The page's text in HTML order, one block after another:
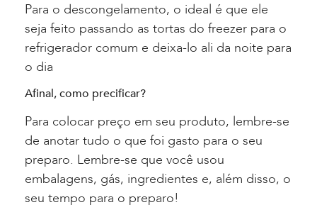
Para o descongelamento, o ideal é que ele
seja feito passando as tortas do freezer para o
refrigerador comum e deixa-lo ali da noite para
o dia
Afinal, como precificar?
Para colocar preço em seu produto, lembre-se
de anotar tudo o que foi gasto para o seu
preparo. Lembre-se que você usou
embalagens, gás, ingredientes e, além disso, o
seu tempo para o preparo!